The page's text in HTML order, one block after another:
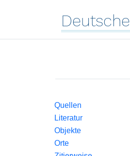
Deutsche
Quellen
Literatur
Objekte
Orte